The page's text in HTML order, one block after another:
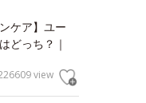
ケア】ユー
どっち？｜
view